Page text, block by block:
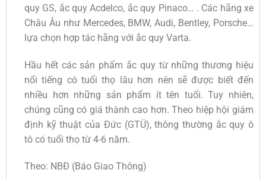
quy GS, ắc quy Acdelco, ắc quy Pinaco… . Các hãng xe
Châu Âu như Mercedes, BMW, Audi, Bentley, Porsche…
lựa chọn hợp tác hãng với ắc quy Varta.
Hầu hết các sản phẩm ắc quy từ những thương hiệu
nổi tiếng có tuổi thọ lâu hơn nên sẽ được biết đến
nhiều hơn những sản phẩm ít tên tuổi. Tuy nhiên,
chúng cũng có giá thành cao hơn. Theo hiệp hội giám
định kỹ thuật của Đức (GTÜ), thông thường ắc quy ô
tô có tuổi thọ từ 4-6 năm.
Theo: NBĐ (Báo Giao Thông)